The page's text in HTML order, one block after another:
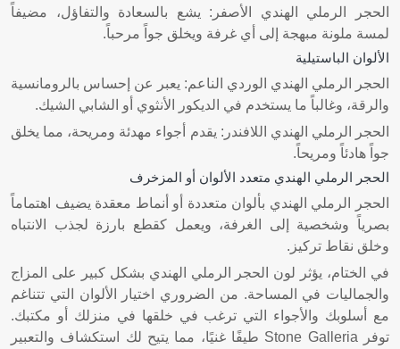
الحجر الرملي الهندي الأصفر: يشع بالسعادة والتفاؤل، مضيفاً
لمسة ملونة مبهجة إلى أي غرفة ويخلق جواً مرحباً.
الألوان الباستيلية
الحجر الرملي الهندي الوردي الناعم: يعبر عن إحساس بالرومانسية
والرقة، وغالباً ما يستخدم في الديكور الأنثوي أو الشابي الشيك.
الحجر الرملي الهندي اللافندر: يقدم أجواء مهدئة ومريحة، مما يخلق
جواً هادئاً ومريحاً.
الحجر الرملي الهندي متعدد الألوان أو المزخرف
الحجر الرملي الهندي بألوان متعددة أو أنماط معقدة يضيف اهتماماً
بصرياً وشخصية إلى الغرفة، ويعمل كقطع بارزة لجذب الانتباه
وخلق نقاط تركيز.
في الختام، يؤثر لون الحجر الرملي الهندي بشكل كبير على المزاج
والجماليات في المساحة. من الضروري اختيار الألوان التي تتناغم
مع أسلوبك والأجواء التي ترغب في خلقها في منزلك أو مكتبك.
توفر Stone Galleria طيفًا غنيًا، مما يتيح لك استكشاف والتعبير